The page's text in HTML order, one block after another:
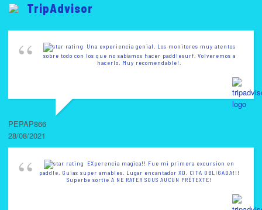
TripAdvisor
Una experiencia genial. Los monitores muy atentos
sobre todo con los que no sabíamos hacer paddlesurf. Volveremos a
hacerlo. Muy recomendable!.
PEPAP866
28/08/2021
EXperencia magica!! Fue mi primera excursion en
paddle. Guias super amables. Lugar encantador XD. CITA OBLIGADA!!!
Superbe sortie A NE RATER SOUS AUCUN PRÉTEXTE!